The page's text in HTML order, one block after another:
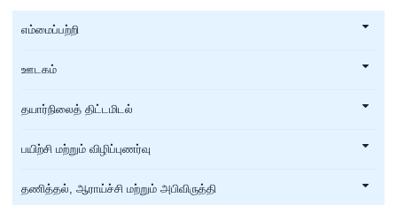
எம்மைப்பற்றி
ஊடகம்
தயார்நிலைத் திட்டமிடல்
பயிற்சி மற்றும் விழிப்புணர்வு
தணித்தல், ஆராய்ச்சி மற்றும் அபிவிருத்தி